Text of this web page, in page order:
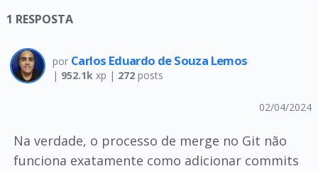
1 RESPOSTA
por Carlos Eduardo de Souza Lemos
| 952.1kxp | 272posts
02/04/2024
Na verdade, o processo de merge no Git não
funciona exatamente como adicionar commits